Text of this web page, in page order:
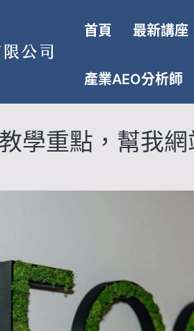
首頁 最新講座
產業AEO分析師
學重點，幫我網